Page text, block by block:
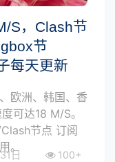
S，Clash节
节
每天更新
欧洲、韩国、香
可达18 M/S。
节点 订阅
。
日 100+